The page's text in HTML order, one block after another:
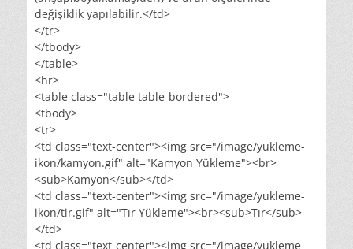
değişiklik yapılabilir.</td>
</tr>
</tbody>
</table>
<hr>
<table class="table table-bordered">
<tbody>
<tr>
<td class="text-center"><img src="/image/yukleme-
ikon/kamyon.gif" alt="Kamyon Yükleme"><br>
<sub>Kamyon</sub></td>
<td class="text-center"><img src="/image/yukleme-
ikon/tir.gif" alt="Tır Yükleme"><br><sub>Tır</sub>
</td>
<td class="text-center"><img src="/image/yukleme-